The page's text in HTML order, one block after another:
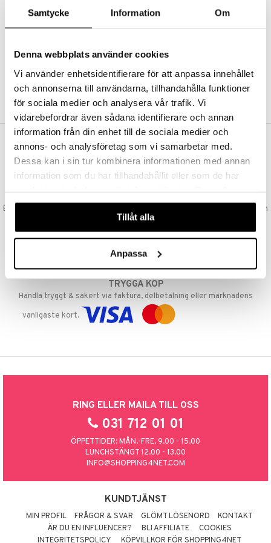
Samtycke Information Om
Denna webbplats använder cookies
Vi använder enhetsidentifierare för att anpassa innehållet
och annonserna till användarna, tillhandahålla funktioner
för sociala medier och analysera vår trafik. Vi
vidarebefordrar även sådana identifierare och annan
information från din enhet till de sociala medier och
annons- och analysföretag som vi samarbetar med.
Dessa kan i sin tur kombinera informationen med annan
information som du har tillhandahållit eller som de har
våra cookies vid fortsatt användande av vår webbplats.
Tillåt alla
Anpassa
Abonnemang
Bevaka produkter
Recensera produkter
SKAPA KUND
VAD KOSTAR FRAKTEN?
Vi erbjuder fri frakt från 350 kr. Vår gräns för fraktfri leverans bestäms
utifån vilken avdelning du handlar från. Läs mer här »
Beställningar lagda före 14:00 (gäller varor i lager) skickas normalt ut från
oss samma dag.
GODKÄND AV LÄKEMEDELSVERKET
EU-logotypen är symbolen som visar att vi är godkända av
TRYGGA KÖP
Handla tryggt & säkert via faktura, delbetalning eller marknadens
vanligaste kort.
RING ELLER MAILA TILL OSS
031 712 01 01
ÖPPETTIDER: MÅN.-FRE. 9.00 - 15.00
LUNCHSTÄNGT 12.00 - 13.00
INFO@SHOPPING4NET.COM
KUNDTJÄNST
MIN PROFIL FRÅGOR & SVAR GLÖMT LÖSENORD
KONTAKT
ÄR DU EN INFLUENCER?
BLI AFFILIATE
COOKIES
INTEGRITETSPOLICY
KÖPVILLKOR FÖR SHOPPING4NET